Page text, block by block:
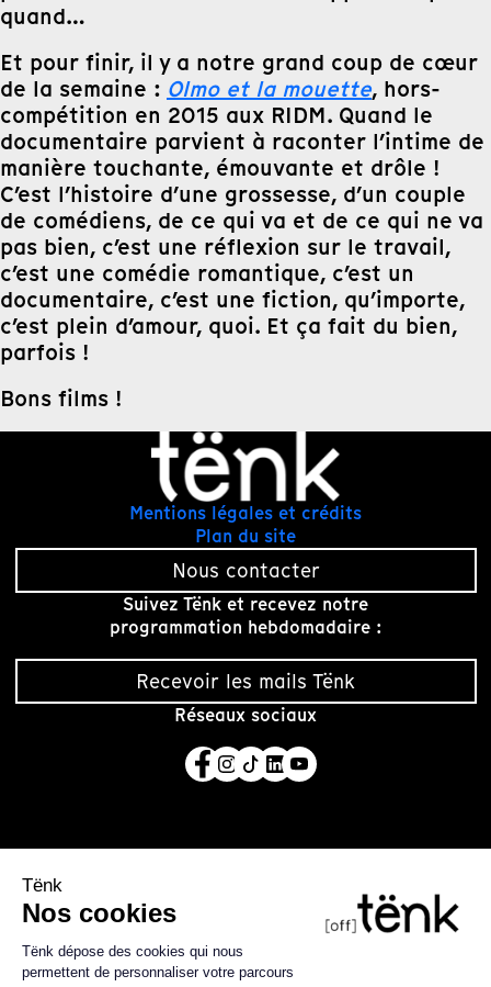
quand…
Et pour finir, il y a notre grand coup de cœur
de la semaine : Olmo et la mouette, hors-
compétition en 2015 aux RIDM. Quand le
documentaire parvient à raconter l’intime de
manière touchante, émouvante et drôle !
C’est l’histoire d’une grossesse, d’un couple
de comédiens, de ce qui va et de ce qui ne va
pas bien, c’est une réflexion sur le travail,
c’est une comédie romantique, c’est un
documentaire, c’est une fiction, qu’importe,
c’est plein d’amour, quoi. Et ça fait du bien,
parfois !
Bons films !
Mentions légales et crédits
Plan du site
Nous contacter
Suivez Tënk et recevez notre
programmation hebdomadaire :
Recevoir les mails Tënk
Réseaux sociaux